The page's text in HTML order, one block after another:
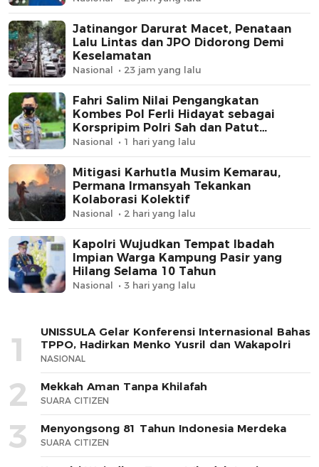
Jatinangor Darurat Macet, Penataan
Lalu Lintas dan JPO Didorong Demi
Keselamatan
Nasional 23 jam yang lalu
Fahri Salim Nilai Pengangkatan
Kombes Pol Ferli Hidayat sebagai
Korspripim Polri Sah dan Patut
Dihormati
Nasional 1 hari yang lalu
Mitigasi Karhutla Musim Kemarau,
Permana Irmansyah Tekankan
Kolaborasi Kolektif
Nasional 2 hari yang lalu
Kapolri Wujudkan Tempat Ibadah
Impian Warga Kampung Pasir yang
Hilang Selama 10 Tahun
Nasional 3 hari yang lalu
1
UNISSULA Gelar Konferensi Internasional Bahas
TPPO, Hadirkan Menko Yusril dan Wakapolri
NASIONAL
2 Mekkah Aman Tanpa Khilafah
SUARA CITIZEN
3 Menyongsong 81 Tahun Indonesia Merdeka
SUARA CITIZEN